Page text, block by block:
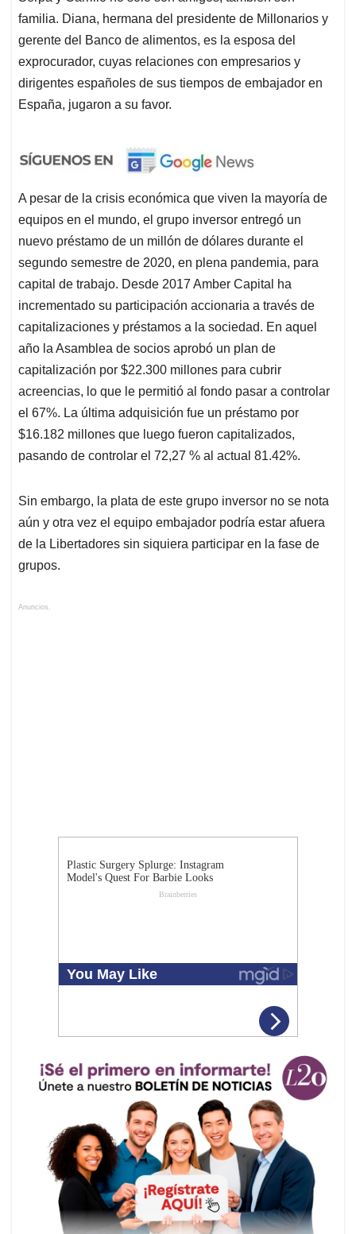
familia. Diana, hermana del presidente de Millonarios y
gerente del Banco de alimentos, es la esposa del
exprocurador, cuyas relaciones con empresarios y
dirigentes españoles de sus tiempos de embajador en
España, jugaron a su favor.
A pesar de la crisis económica que viven la mayoría de
equipos en el mundo, el grupo inversor entregó un
nuevo préstamo de un millón de dólares durante el
segundo semestre de 2020, en plena pandemia, para
capital de trabajo. Desde 2017 Amber Capital ha
incrementado su participación accionaria a través de
capitalizaciones y préstamos a la sociedad. En aquel
año la Asamblea de socios aprobó un plan de
capitalización por $22.300 millones para cubrir
acreencias, lo que le permitió al fondo pasar a controlar
el 67%. La última adquisición fue un préstamo por
$16.182 millones que luego fueron capitalizados,
pasando de controlar el 72,27 % al actual 81.42%.
Sin embargo, la plata de este grupo inversor no se nota
aún y otra vez el equipo embajador podría estar afuera
de la Libertadores sin siquiera participar en la fase de
grupos.
Anuncios.